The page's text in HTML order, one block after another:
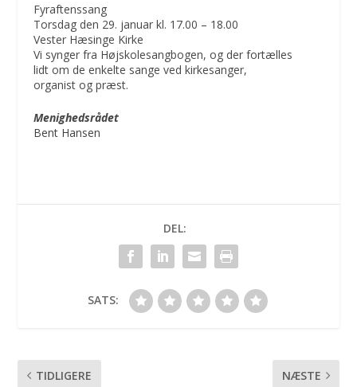
Fyraftenssang
Torsdag den 29. januar kl. 17.00 – 18.00
Vester Hæsinge Kirke
Vi synger fra Højskolesangbogen, og der fortælles
lidt om de enkelte sange ved kirkesanger,
organist og præst.
Menighedsrådet
Bent Hansen
DEL:
SATS:
TIDLIGERE NÆSTE